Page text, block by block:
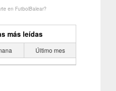
en FutbolBalear?
más leídas
Último mes